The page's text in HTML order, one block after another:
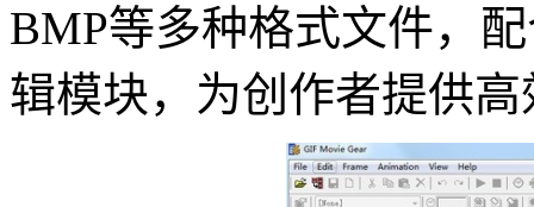
BMP等多种格式文件，
辑模块，为创作者提供